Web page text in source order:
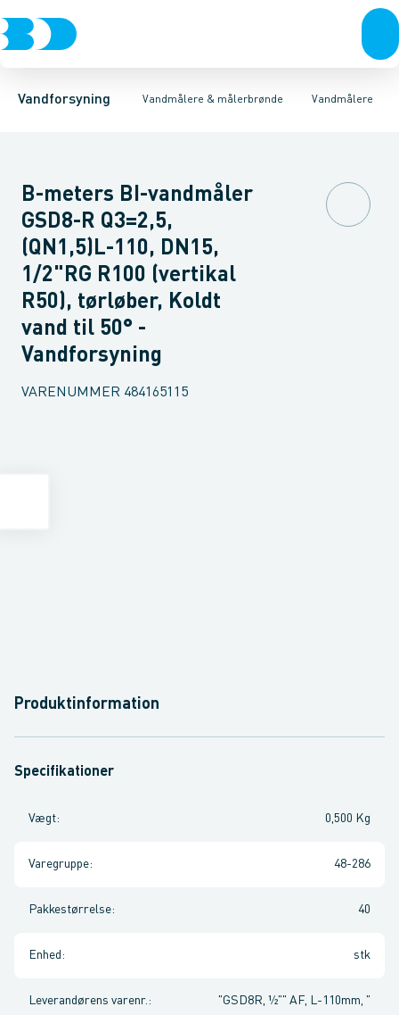
Vandforsyning Vandmålere & målerbrønde
Rør & fittingsKoblinger & anboringerMuffer, klemmer &
Vandmålere
MålerbrøndeVandmålere
Bi vandmålereVingehjulsmålere Ringstempelmålere
B-meters BI-vandmåler
GSD8-R Q3=2,5,
(QN1,5)L-110, DN15,
1/2"RG R100 (vertikal
R50), tørløber, Koldt
vand til 50° -
Vandforsyning
VARENUMMER 484165115
Produktinformation
Specifikationer
Vægt: 0,500 Kg
Varegruppe: 48-286
Pakkestørrelse: 40
Enhed : stk
Leverandørens varenr. : "GSD8R, ½"" AF, L-110mm, "